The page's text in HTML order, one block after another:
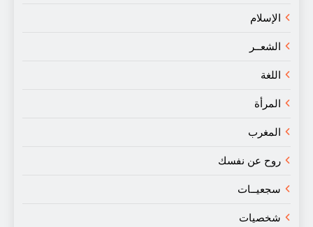
الإسلام
الشعــر
اللغة
المرأة
المغرب
روح عن نفسك
سجعيــات
شخصيات